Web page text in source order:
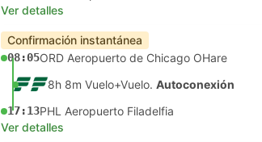
Ver detalles
Confirmación instantánea
08:05ORD Aeropuerto de Chicago OHare
8h 8m Vuelo+Vuelo. Autoconexión
17:13PHL Aeropuerto Filadelfia
Ver detalles